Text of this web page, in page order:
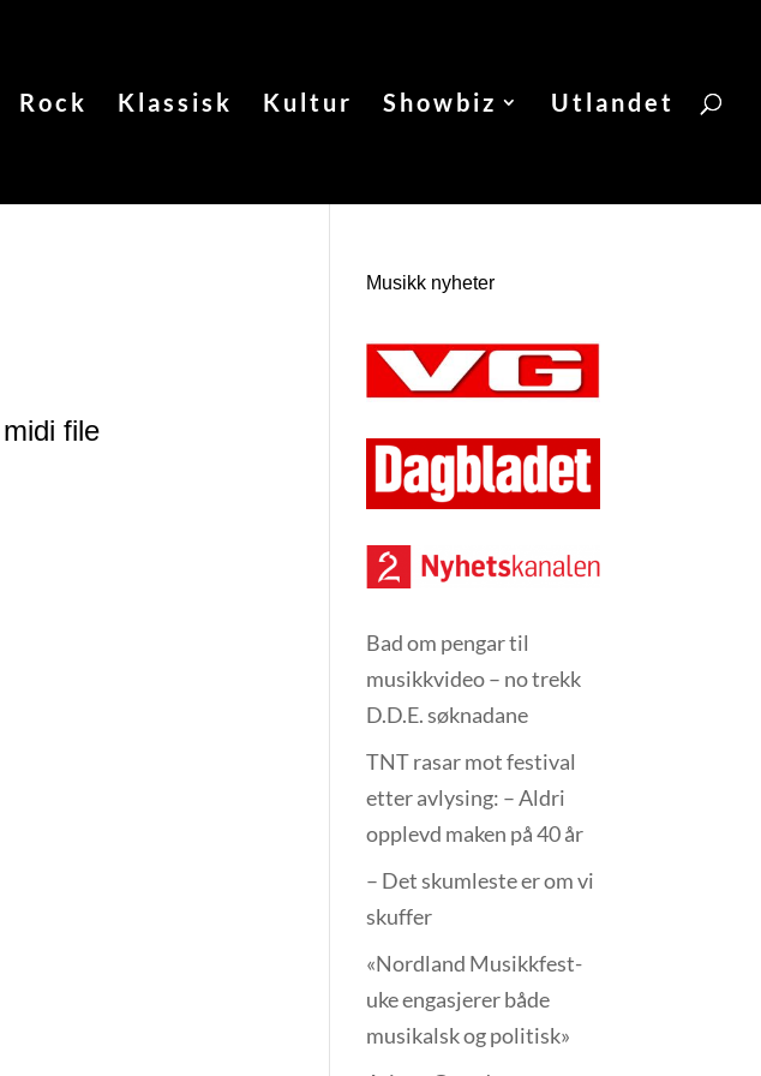
Rock Klassisk Kultur Showbiz Utlandet
midi file
Musikk nyheter
Bad om pengar til
musikkvideo – no trekk
D.D.E. søknadane
TNT rasar mot festival
etter avlysing: – Aldri
opplevd maken på 40 år
– Det skumleste er om vi
skuffer
«Nordland Musikkfest­
uke engasjerer både
musikalsk og politisk»